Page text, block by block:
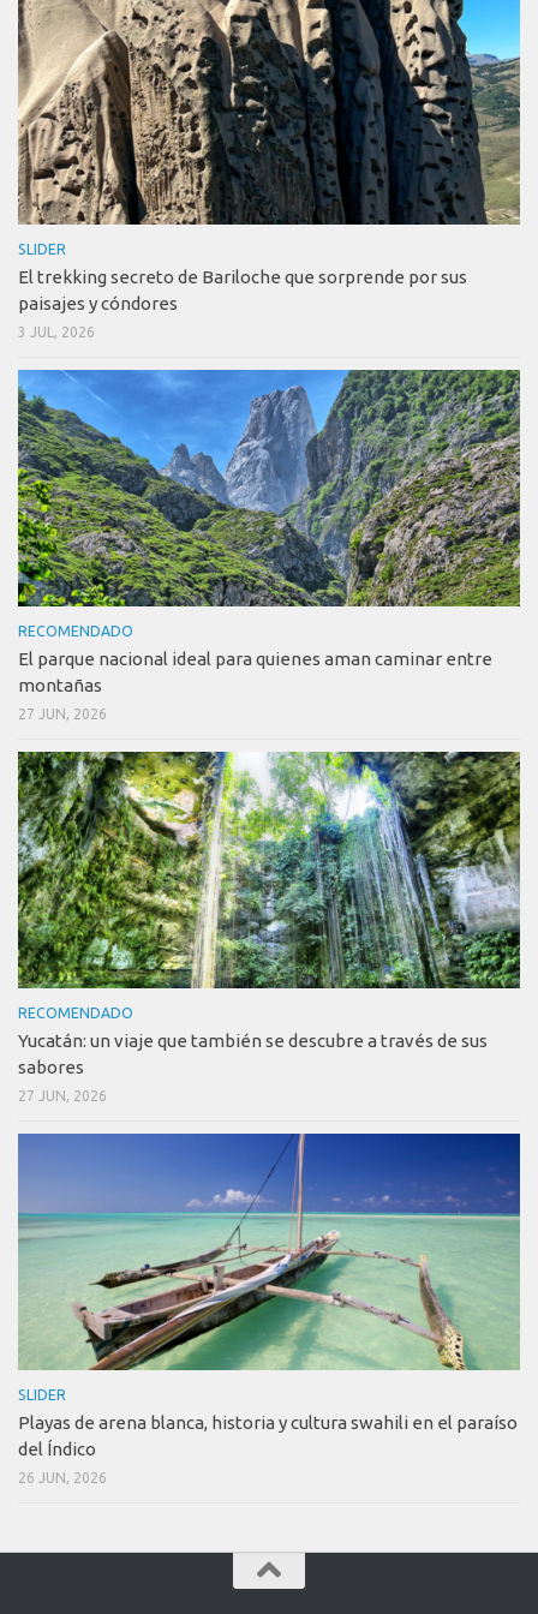
SLIDER
El trekking secreto de Bariloche que sorprende por sus
paisajes y cóndores
3 JUL, 2026
RECOMENDADO
El parque nacional ideal para quienes aman caminar entre
montañas
27 JUN, 2026
RECOMENDADO
Yucatán: un viaje que también se descubre a través de sus
sabores
27 JUN, 2026
SLIDER
Playas de arena blanca, historia y cultura swahili en el paraíso
del Índico
26 JUN, 2026